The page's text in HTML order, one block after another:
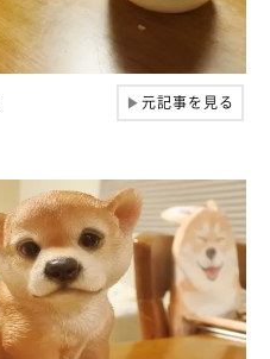
▶元記事を見る